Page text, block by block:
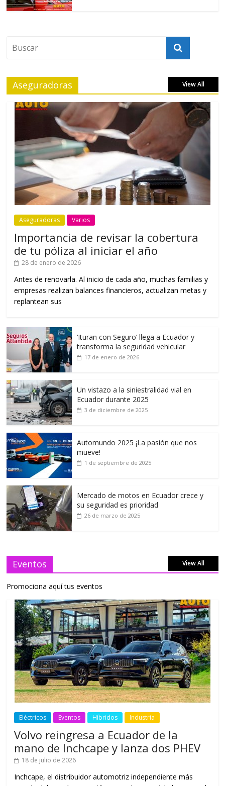
Aseguradoras View All
Aseguradoras Varios
Importancia de revisar la cobertura
de tu póliza al iniciar el año
28 de enero de 2026
Antes de renovarla. Al inicio de cada año, muchas familias y
empresas realizan balances financieros, actualizan metas y
replantean sus
‘Ituran con Seguro’ llega a Ecuador y
transforma la seguridad vehicular
17 de enero de 2026
Un vistazo a la siniestralidad vial en
Ecuador durante 2025
3 de diciembre de 2025
Automundo 2025 ¡La pasión que nos
mueve!
1 de septiembre de 2025
Mercado de motos en Ecuador crece y
su seguridad es prioridad
26 de marzo de 2025
Eventos View All
Promociona aquí tus eventos
Eléctricos Eventos Híbridos Industria
Volvo reingresa a Ecuador de la
mano de Inchcape y lanza dos PHEV
18 de julio de 2026
Inchcape, el distribuidor automotriz independiente más